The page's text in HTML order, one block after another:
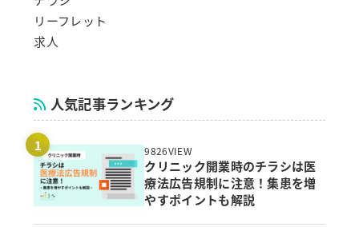
リーフレット
求人
人気記事ランキング
9826VIEW
クリニック開業時のチラシは医
療法広告規制に注意！集患を増
やすポイントも解説